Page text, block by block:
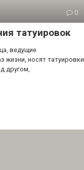
0
татуировок
ведущие
жизни, носят татуировки
другом,